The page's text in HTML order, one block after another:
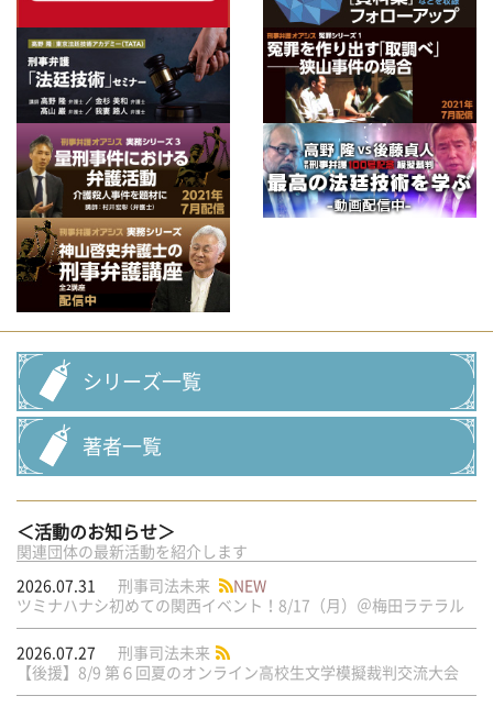
シリーズ一覧
著者一覧
＜活動のお知らせ＞
関連団体の最新活動を紹介します
2026.07.31
刑事司法未来
NEW
ツミナハナシ初めての関西イベント！8/17（月）＠梅田ラテラル
2026.07.27
刑事司法未来
【後援】8/9 第６回夏のオンライン高校生文学模擬裁判交流大会